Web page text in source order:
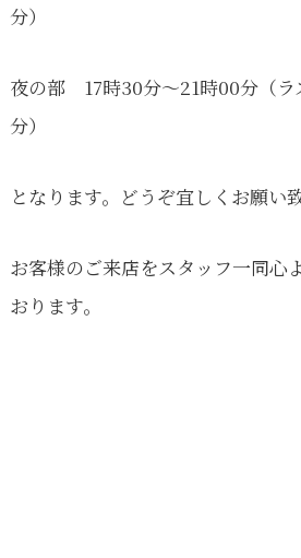
分）
夜の部 17時30分〜21時00分（ラ
分）
となります。どうぞ宜しくお願い
お客様のご来店をスタッフ一同心
おります。